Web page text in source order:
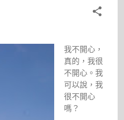
覺，每天都
吃吃喝喝，
影，閒著沒
事做雖然令
人心慌，但
是也令人放
鬆。不用趕
稿的日子回
我不開心，
真的，我很
不開心。我
可以說，我
很不開心
嗎？